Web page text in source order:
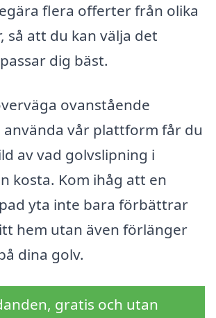
flera offerter från olika
så att du kan välja det
dig bäst.
ovanstående
vår plattform får du
av vad golvslipning i
kosta. Kom ihåg att en
yta inte bara förbättrar
hem utan även förlänger
dina golv.
gratis och utan